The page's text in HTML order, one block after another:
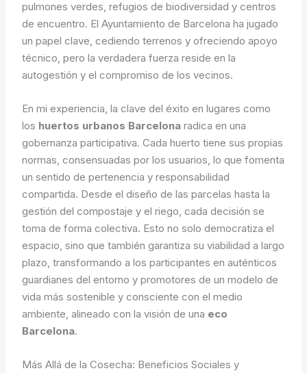
pulmones verdes, refugios de biodiversidad y centros
de encuentro. El Ayuntamiento de Barcelona ha jugado
un papel clave, cediendo terrenos y ofreciendo apoyo
técnico, pero la verdadera fuerza reside en la
autogestión y el compromiso de los vecinos.
En mi experiencia, la clave del éxito en lugares como
los huertos urbanos Barcelona radica en una
gobernanza participativa. Cada huerto tiene sus propias
normas, consensuadas por los usuarios, lo que fomenta
un sentido de pertenencia y responsabilidad
compartida. Desde el diseño de las parcelas hasta la
gestión del compostaje y el riego, cada decisión se
toma de forma colectiva. Esto no solo democratiza el
espacio, sino que también garantiza su viabilidad a largo
plazo, transformando a los participantes en auténticos
guardianes del entorno y promotores de un modelo de
vida más sostenible y consciente con el medio
ambiente, alineado con la visión de una eco
Barcelona.
Más Allá de la Cosecha: Beneficios Sociales y